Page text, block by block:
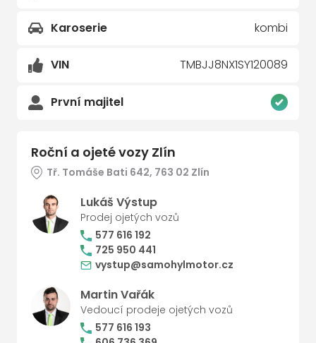
Karoserie kombi
VIN TMBJJ8NX1SY120089
První majitel
Roční a ojeté vozy Zlín
Tř. Tomáše Bati 642, 763 02 Zlín
Lukáš Výstup
Prodej ojetých vozů
577 616 192
725 950 441
vystup@samohylmotor.cz
Martin Vařák
Vedoucí prodeje ojetých vozů
577 616 193